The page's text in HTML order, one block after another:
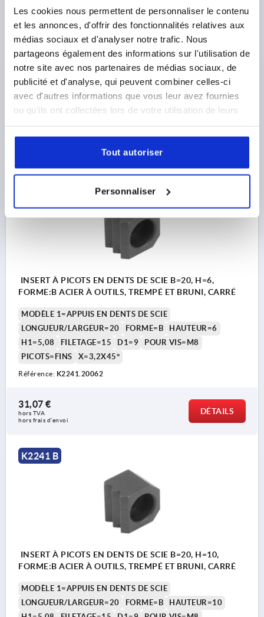
Les cookies nous permettent de personnaliser le contenu
et les annonces, d'offrir des fonctionnalités relatives aux
médias sociaux et d'analyser notre trafic. Nous
partageons également des informations sur l'utilisation de
notre site avec nos partenaires de médias sociaux, de
publicité et d'analyse, qui peuvent combiner celles-ci
avec d'autres informations que vous leur avez fournies
ou qu'ils ont collectées lors de votre utilisation de leurs
Tout autoriser
Personnaliser
INSERT À PICOTS EN DENTS DE SCIE B=16, H=12,
FORME:B ACIER À OUTILS, TREMPÉ ET BRUNI, CARRÉ
MODÈLE 1=APPUIS EN DENTS DE SCIE
LONGUEUR/LARGEUR=16
FORME=B
HAUTEUR=12
H1=4,2
FILETAGE=11 D1=6,6
POUR VIS=M6
PICOTS=FINS
X=3,2X45°
Référence:K2241.16122
hors TVA
DÉTAILS
INSERT À PICOTS EN DENTS DE SCIE B=20, H=6,
FORME:B ACIER À OUTILS, TREMPÉ ET BRUNI, CARRÉ
MODÈLE 1=APPUIS EN DENTS DE SCIE
LONGUEUR/LARGEUR=20
FORME=B
HAUTEUR=6
H1=5,08
FILETAGE=15 D1=9
POUR VIS=M8
PICOTS=FINS
X=3,2X45°
Référence: K2241.20062
31,07 €
hors TVA
hors frais d’envoi
DÉTAILS
K2241 B
INSERT À PICOTS EN DENTS DE SCIE B=20, H=10,
FORME:B ACIER À OUTILS, TREMPÉ ET BRUNI, CARRÉ
MODÈLE 1=APPUIS EN DENTS DE SCIE
LONGUEUR/LARGEUR=20
FORME=B
HAUTEUR=10